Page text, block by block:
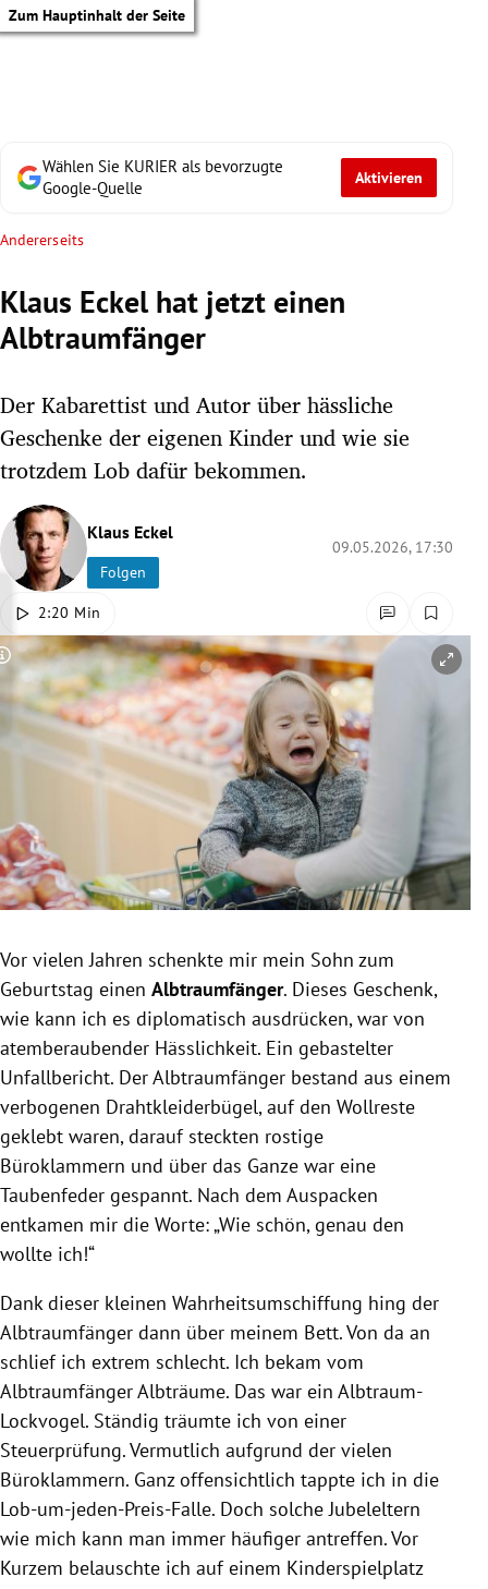
Zum Hauptinhalt der Seite
Untermenü
Untermenü
Untermenü
Untermenü
Untermenü
Untermenü
Untermenü
Untermenü
Untermenü
Wählen Sie KURIER als bevorzugte
Google-Quelle
Aktivieren
Andererseits
Klaus Eckel hat jetzt einen
Albtraumfänger
Der Kabarettist und Autor über hässliche
Geschenke der eigenen Kinder und wie sie
trotzdem Lob dafür bekommen.
Klaus Eckel
Folgen
09.05.2026, 17:30
2:20 Min
Copyright-Hinweis öffnen/schließen
Vor vielen Jahren schenkte mir mein Sohn zum
Geburtstag einen Albtraumfänger. Dieses Geschenk,
wie kann ich es diplomatisch ausdrücken, war von
atemberaubender Hässlichkeit. Ein gebastelter
Unfallbericht. Der Albtraumfänger bestand aus einem
verbogenen Drahtkleiderbügel, auf den Wollreste
geklebt waren, darauf steckten rostige
Büroklammern und über das Ganze war eine
Taubenfeder gespannt. Nach dem Auspacken
entkamen mir die Worte: „Wie schön, genau den
wollte ich!“
Dank dieser kleinen Wahrheitsumschiffung hing der
Albtraumfänger dann über meinem Bett. Von da an
schlief ich extrem schlecht. Ich bekam vom
Albtraumfänger Albträume. Das war ein Albtraum-
Lockvogel. Ständig träumte ich von einer
Steuerprüfung. Vermutlich aufgrund der vielen
Büroklammern. Ganz offensichtlich tappte ich in die
Lob-um-jeden-Preis-Falle. Doch solche Jubeleltern
wie mich kann man immer häufiger antreffen. Vor
Kurzem belauschte ich auf einem Kinderspielplatz